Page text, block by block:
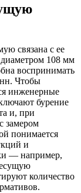
связана с ее
108 мм
воспринимать
Чтобы
инженерные
бурение
и, при
замером
понимается
и
— например,
количество